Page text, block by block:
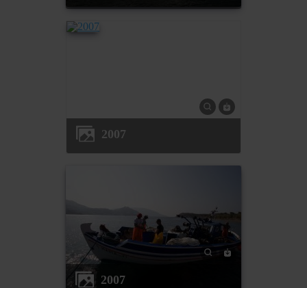
2007
2007